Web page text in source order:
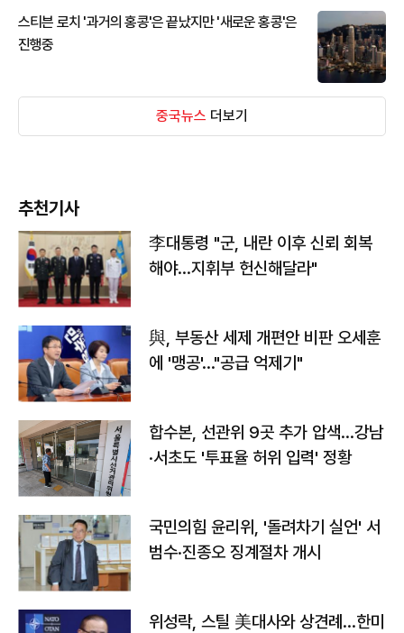
스티븐 로치 '과거의 홍콩'은 끝났지만 '새로운 홍콩'은
진행중
중국뉴스 더보기
추천기사
李대통령 "군, 내란 이후 신뢰 회복
해야…지휘부 헌신해달라"
與, 부동산 세제 개편안 비판 오세훈
에 '맹공'…"공급 억제기"
합수본, 선관위 9곳 추가 압색…강남
·서초도 '투표율 허위 입력' 정황
국민의힘 윤리위, '돌려차기 실언' 서
범수·진종오 징계절차 개시
위성락, 스틸 美대사와 상견례…한미